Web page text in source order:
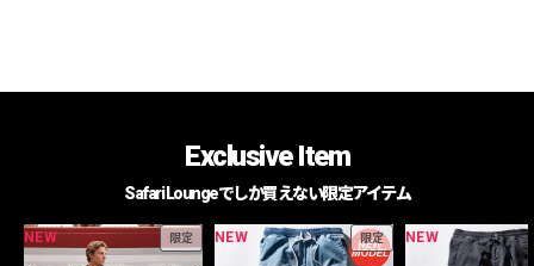
Exclusive Item
Safari Loungeでしか買えない限定アイテム
NEW 限定 NEW 限定 NEW